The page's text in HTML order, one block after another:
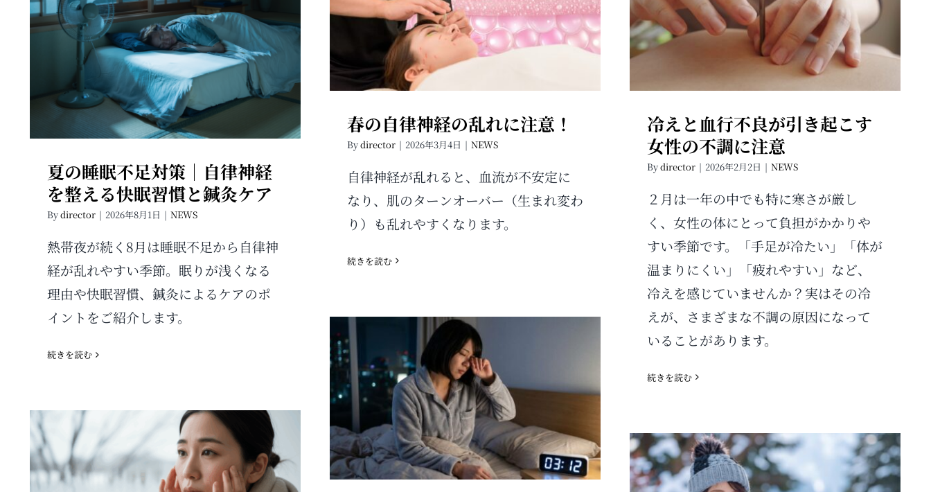
夏の睡眠不足対策｜自律神経を整
える快眠習慣と鍼灸ケア
夏の睡眠不足対策｜自律神経
を整える快眠習慣と鍼灸ケア
Bydirector | 2026年8月1日 | NEWS
熱帯夜が続く8月は睡眠不足から自律神
経が乱れやすい季節。眠りが浅くなる
理由や快眠習慣、鍼灸によるケアのポ
イントをご紹介します。
続きを読む
春の自律神経の乱れに注意！
春の自律神経の乱れに注意！
Bydirector | 2026年3月4日 | NEWS
自律神経が乱れると、血流が不安定に
なり、肌のターンオーバー（生まれ変わ
り）も乱れやすくなります。
続きを読む
冷えと血行不良が引き起こす女性
の不調に注意
冷えと血行不良が引き起こす
女性の不調に注意
Bydirector | 2026年2月2日 | NEWS
２月は一年の中でも特に寒さが厳し
く、女性の体にとって負担がかかりや
すい季節です。「手足が冷たい」「体が
温まりにくい」「疲れやすい」など、
冷えを感じていませんか？実はその冷
えが、さまざまな不調の原因になって
いることがあります。
続きを読む
正月明けの不調に注意！